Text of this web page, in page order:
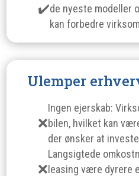
de nyeste modeller
kan forbedre
Ulemper
Ingen ejerskab:
bilen, hvilket kan
der ønsker at
Langsigtede
leasing være dyrere